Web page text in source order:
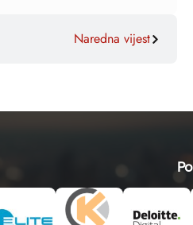
Naredna vijest